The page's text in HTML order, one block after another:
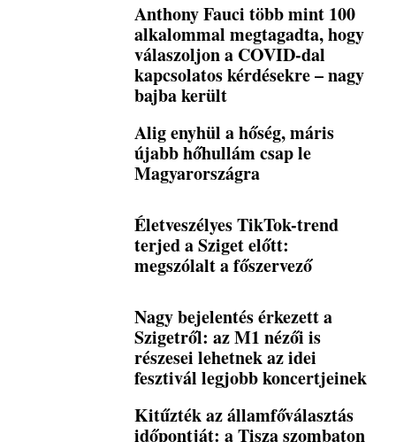
Anthony Fauci több mint 100
alkalommal megtagadta, hogy
válaszoljon a COVID-dal
kapcsolatos kérdésekre – nagy
bajba került
Alig enyhül a hőség, máris
újabb hőhullám csap le
Magyarországra
Életveszélyes TikTok-trend
terjed a Sziget előtt:
megszólalt a főszervező
Nagy bejelentés érkezett a
Szigetről: az M1 nézői is
részesei lehetnek az idei
fesztivál legjobb koncertjeinek
Kitűzték az államfőválasztás
időpontját: a Tisza szombaton